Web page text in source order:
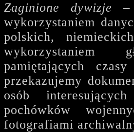
Zaginione dywizje –
wykorzystaniem
polskich,
wykorzystaniem
pamiętających
przekazujemy
osób
pochówków
fotografiami